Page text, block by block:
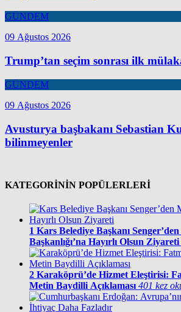
GÜNDEM
09 Ağustos 2026
Trump’tan seçim sonrası ilk
GÜNDEM
09 Ağustos 2026
Avusturya başbakanı Sebastian
bilinmeyenler
KATEGORİNİN POPÜLERLERİ
1 Kars Belediye Başkanı
Başkanlığı’na Hayırlı Olsun Ziyareti
2 Karaköprü’de Hizmet Eleştirisi:
Metin Baydilli Açıklaması 401 kez